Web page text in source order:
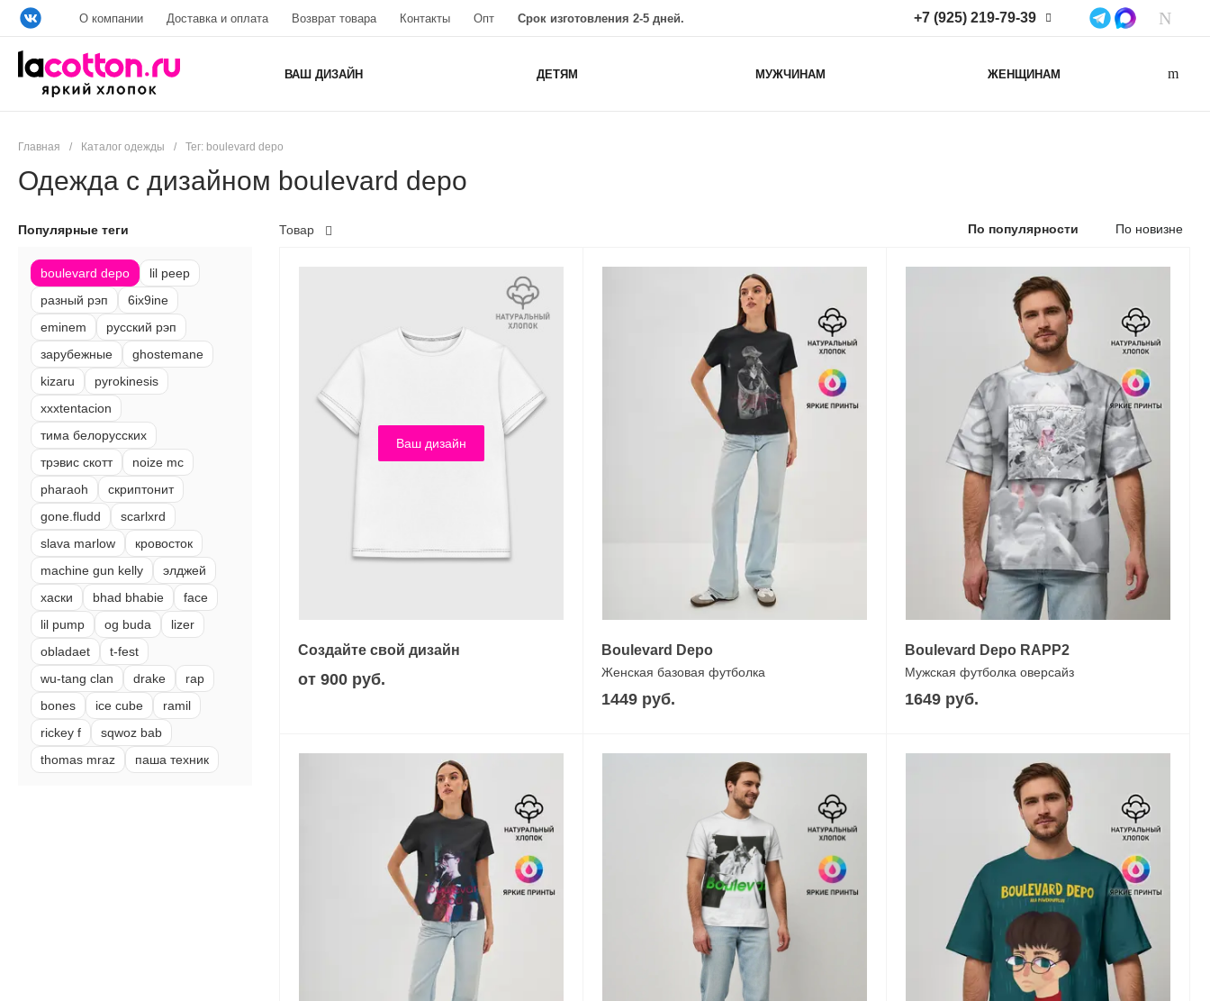
О компании Доставка и оплата Возврат товара Контакты Опт Срок изготовления 2-5 дней. +7 (925) 219-79-39
Нижегородская область,
ВАШ ДИЗАЙН ДЕТЯМ МУЖЧИНАМ ЖЕНЩИНАМ
Главная / Каталог одежды / Тег: boulevard depo
Одежда с дизайном boulevard depo
Популярные теги
boulevard depo
lil peep
разный рэп
6ix9ine
eminem
русский рэп
зарубежные
ghostemane
kizaru
pyrokinesis
xxxtentacion
тима белорусских
трэвис скотт
noize mc
pharaoh
скриптонит
gone.fludd
scarlxrd
slava marlow
кровосток
machine gun kelly
элджей
хаски
bhad bhabie
face
lil pump
og buda
lizer
obladaet
t-fest
wu-tang clan
drake
rap
bones
ice cube
ramil
rickey f
sqwoz bab
thomas mraz
паша техник
Товар По популярности По новизне
Ваш дизайн
Создайте свой дизайн
от 900 руб.
Boulevard Depo
Женская базовая футболка
1449 руб.
Boulevard Depo RAPP2
Мужская футболка оверсайз
1649 руб.